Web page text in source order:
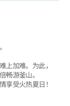
上加难。为此，
畅游釜山。
享受火热夏日！